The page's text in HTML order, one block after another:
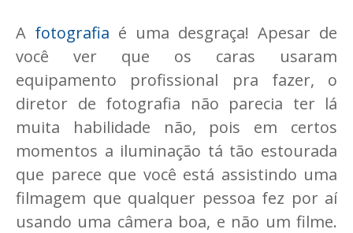
A fotografia é uma desgraça! Apesar de
você ver que os caras usaram
equipamento profissional pra fazer, o
diretor de fotografia não parecia ter lá
muita habilidade não, pois em certos
momentos a iluminação tá tão estourada
que parece que você está assistindo uma
filmagem que qualquer pessoa fez por aí
usando uma câmera boa, e não um filme.